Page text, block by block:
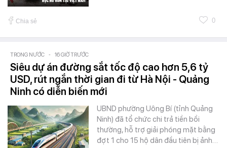
Chia sẻ 0
TRONG NƯỚC - 16 GIỜ TRƯỚC
Siêu dự án đường sắt tốc độ cao hơn 5,6 tỷ
USD, rút ngắn thời gian đi từ Hà Nội - Quảng
Ninh có diễn biến mới
UBND phường Uông Bí (tỉnh Quảng
Ninh) đã tổ chức chi trả tiền bồi
thường, hỗ trợ giải phóng mặt bằng
đợt 1 cho 15 hộ dân đầu tiên bị ảnh…